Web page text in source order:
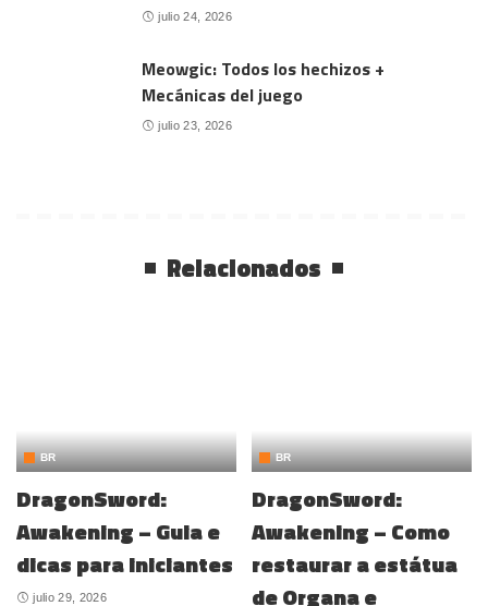
julio 24, 2026
Meowgic: Todos los hechizos +
Mecánicas del juego
julio 23, 2026
Relacionados
BR
DragonSword:
Awakening – Guia e
dicas para iniciantes
julio 29, 2026
BR
DragonSword:
Awakening – Como
restaurar a estátua
de Organa e